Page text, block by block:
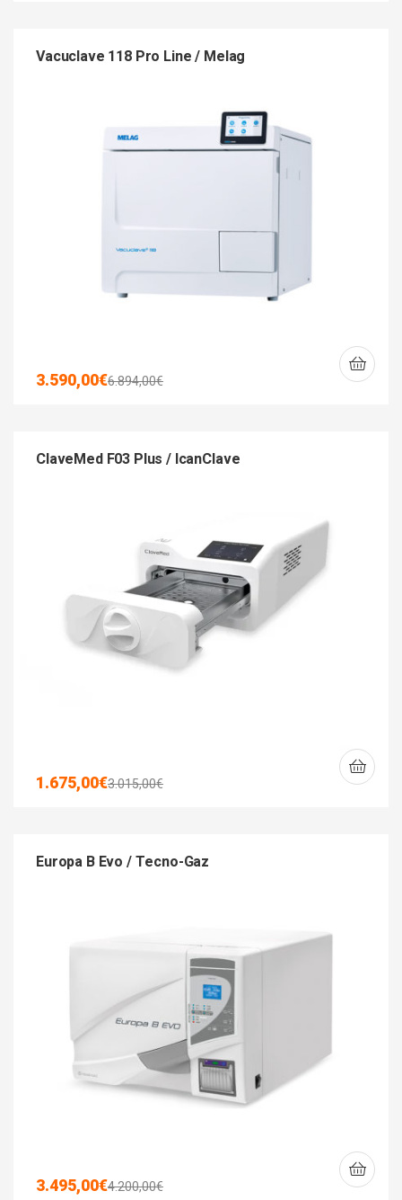
Vacuclave 118 Pro Line / Melag
6.894,00€
3.590,00€
ClaveMed F03 Plus / IcanClave
3.015,00€
1.675,00€
Europa B Evo / Tecno-Gaz
4.200,00€
3.495,00€